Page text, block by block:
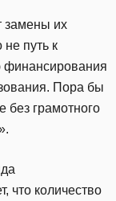
замены их
путь к
финансирования
Пора бы
без грамотного
что количество